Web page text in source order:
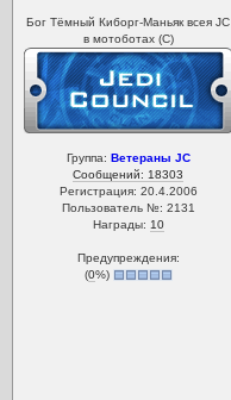
Бог Тёмный Киборг-Маньяк всея JC
в мотоботах (С)
Группа: Ветераны JC
Сообщений: 18303
Регистрация: 20.4.2006
Пользователь №: 2131
Награды: 10
Предупреждения:
(0%)